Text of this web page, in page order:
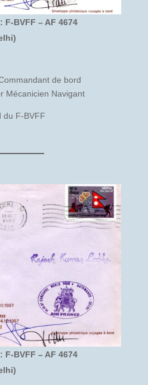
F-BVFF – AF 4674
de bord
Mécanicien Navigant
du F-BVFF
F-BVFF – AF 4674